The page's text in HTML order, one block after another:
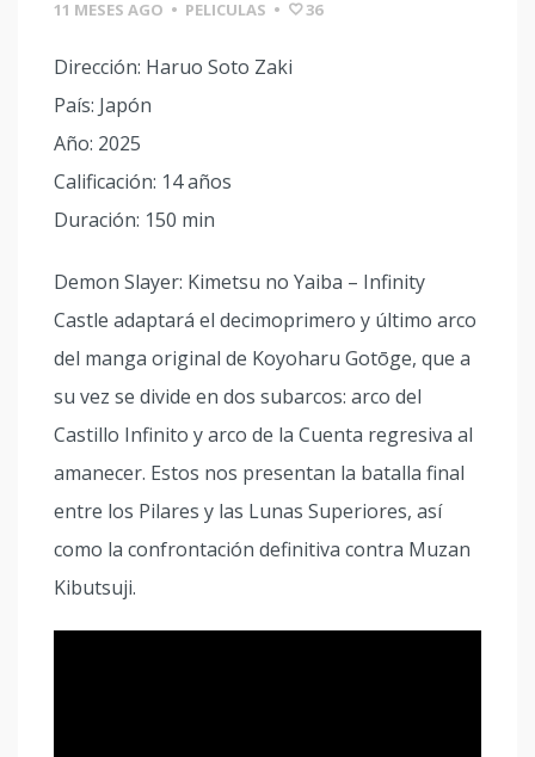
11 MESES AGO • PELICULAS • 36
Dirección: Haruo Soto Zaki
País: Japón
Año: 2025
Calificación: 14 años
Duración: 150 min
Demon Slayer: Kimetsu no Yaiba – Infinity
Castle adaptará el decimoprimero y último arco
del manga original de Koyoharu Gotōge, que a
su vez se divide en dos subarcos: arco del
Castillo Infinito y arco de la Cuenta regresiva al
amanecer. Estos nos presentan la batalla final
entre los Pilares y las Lunas Superiores, así
como la confrontación definitiva contra Muzan
Kibutsuji.